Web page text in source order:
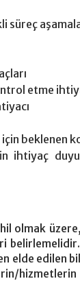
süreç
etme
beklenen
ihtiyaç
olmak
elde edilen